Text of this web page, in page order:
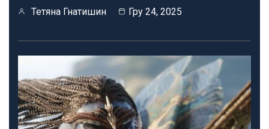
Тетяна Гнатишин Гру 24, 2025